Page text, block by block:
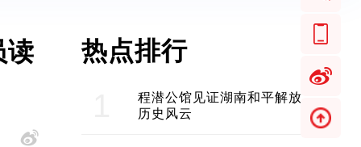
读
热点排行
程潜公馆见证湖南和平解放
历史风云